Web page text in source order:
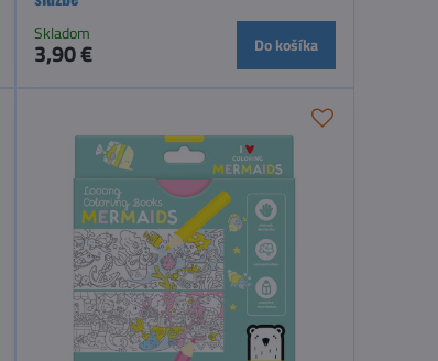
Skladom
3,90 € Do košíka